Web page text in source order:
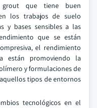
grout que tiene buen
los trabajos de suelo
y bases sensibles a las
que se están
el rendimiento
están promoviendo la
y formulaciones de
tipos de entornos
tecnológicos en el